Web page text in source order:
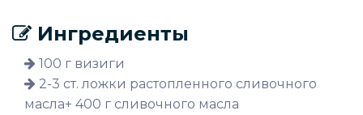
Ингредиенты
100 г визиги
2-3 ст. ложки растопленного сливочного
масла+ 400 г сливочного масла